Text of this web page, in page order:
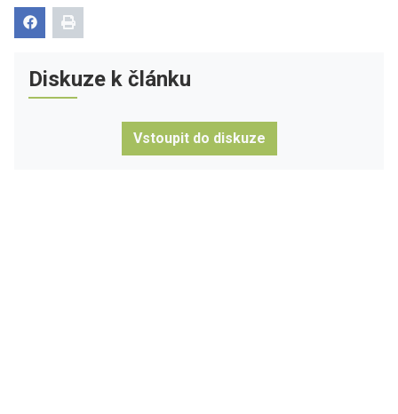
Diskuze k článku
Vstoupit do diskuze